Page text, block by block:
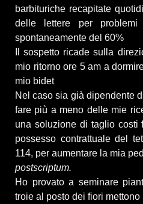
barbituriche recapitate
delle lettere per
spontaneamente del 60%
Il sospetto ricade sulla
mio ritorno ore 5 am a
mio bidet
Nel caso sia già dipendente
fare più a meno delle mie
una soluzione di taglio costi
possesso contrattuale del
114, per aumentare la mia
postscriptum.
Ho provato a seminare
troie al posto dei fiori mettono